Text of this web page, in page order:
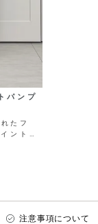
パンプ
たフ
ントの
注意事項について